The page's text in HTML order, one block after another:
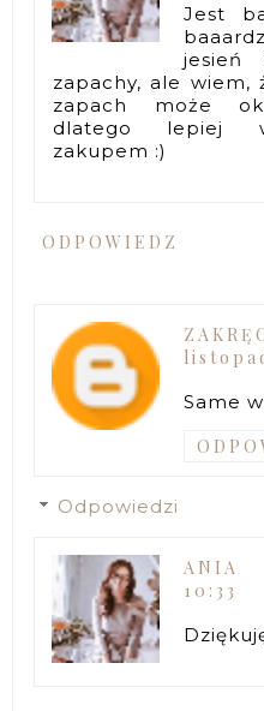
Jest
zapachy, ale
zapach może
dlatego lepiej
zakupem :)
ODPOWIEDZ
Same
Odpowiedzi
ANIA
10:33